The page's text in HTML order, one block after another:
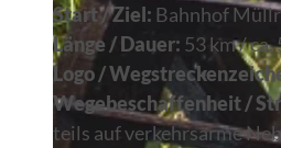
Start / Ziel: Bahnhof
Länge / Dauer: 53 km / ca.
Logo /
Wegebeschaffenheit /
teils auf verkehrsarme